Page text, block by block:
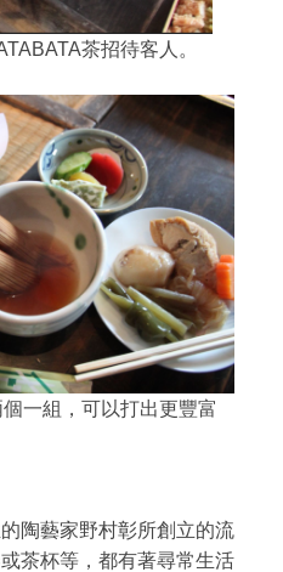
茶招待客人。
一組，可以打出更豐富
陶藝家野村彰所創立的流
茶杯等，都有著尋常生活